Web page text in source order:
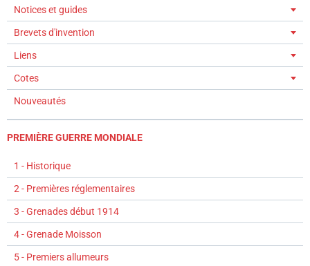
Notices et guides
Brevets d'invention
Liens
Cotes
Nouveautés
PREMIÈRE GUERRE MONDIALE
1 - Historique
2 - Premières réglementaires
3 - Grenades début 1914
4 - Grenade Moisson
5 - Premiers allumeurs